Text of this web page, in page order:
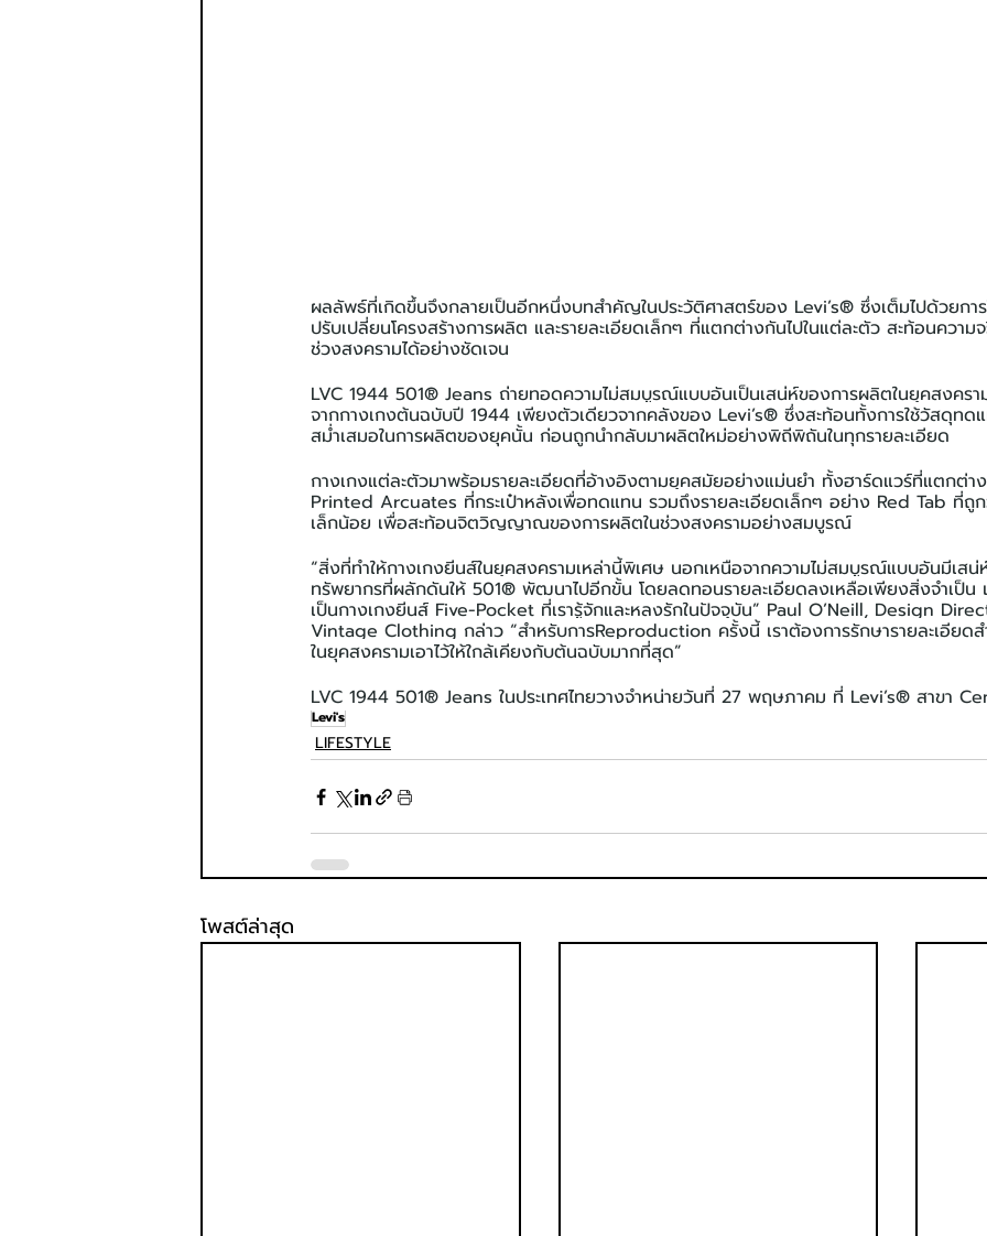
ผลลัพธ์ที่เกิดขึ้นจึงกลายเป็นอีกหนึ่งบทสำคัญในประวัติศาสตร์ของ Levi’s® ซึ่งเต็มไปด้วยกา
ปรับเปลี่ยนโครงสร้างการผลิต และรายละเอียดเล็กๆ ที่แตกต่างกันไปในแต่ละตัว สะท้อนความ
ช่วงสงครามได้อย่างชัดเจน
LVC 1944 501® Jeans ถ่ายทอดความไม่สมบูรณ์แบบอันเป็นเสน่ห์ของการผลิตในยุคสงครา
จากกางเกงต้นฉบับปี 1944 เพียงตัวเดียวจากคลังของ Levi’s® ซึ่งสะท้อนทั้งการใช้วัสดุทดแ
สม่ำเสมอในการผลิตของยุคนั้น ก่อนถูกนำกลับมาผลิตใหม่อย่างพิถีพิถันในทุกรายละเอียด
กางเกงแต่ละตัวมาพร้อมรายละเอียดที่อ้างอิงตามยุคสมัยอย่างแม่นยำ ทั้งฮาร์ดแวร์ที่แตกต่า
Printed Arcuates ที่กระเป๋าหลังเพื่อทดแทน รวมถึงรายละเอียดเล็กๆ อย่าง Red Tab ที่ถู
เล็กน้อย เพื่อสะท้อนจิตวิญญาณของการผลิตในช่วงสงครามอย่างสมบูรณ์
“สิ่งที่ทำให้กางเกงยีนส์ในยุคสงครามเหล่านี้พิเศษ นอกเหนือจากความไม่สมบูรณ์แบบอันมีเส
ทรัพยากรที่ผลักดันให้ 501® พัฒนาไปอีกขั้น โดยลดทอนรายละเอียดลงเหลือเพียงสิ่งจำเป็น
เป็นกางเกงยีนส์ Five-Pocket ที่เรารู้จักและหลงรักในปัจจุบัน” Paul O’Neill, Design
Vintage Clothing กล่าว “สำหรับการReproduction ครั้งนี้ เราต้องการรักษารายละเอีย
ในยุคสงครามเอาไว้ให้ใกล้เคียงกับต้นฉบับมากที่สุด”
LVC 1944 501® Jeans ในประเทศไทยวางจำหน่ายวันที่ 27 พฤษภาคม ที่ Levi’s® สาขา
Levi's
LIFESTYLE
โพสต์ล่าสุด